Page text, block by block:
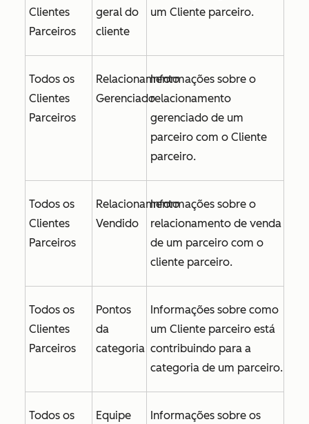
Clientes
Parceiros
geral do
cliente
um Cliente parceiro.
Todos os
Clientes
Parceiros
Relacionamento
Gerenciado
Informações sobre o
relacionamento
gerenciado de um
parceiro com o Cliente
parceiro.
Todos os
Clientes
Parceiros
Relacionamento
Vendido
Informações sobre o
relacionamento de venda
de um parceiro com o
cliente parceiro.
Todos os
Clientes
Parceiros
Pontos
da
categoria
Informações sobre como
um Cliente parceiro está
contribuindo para a
categoria de um parceiro.
Todos os Equipe Informações sobre os